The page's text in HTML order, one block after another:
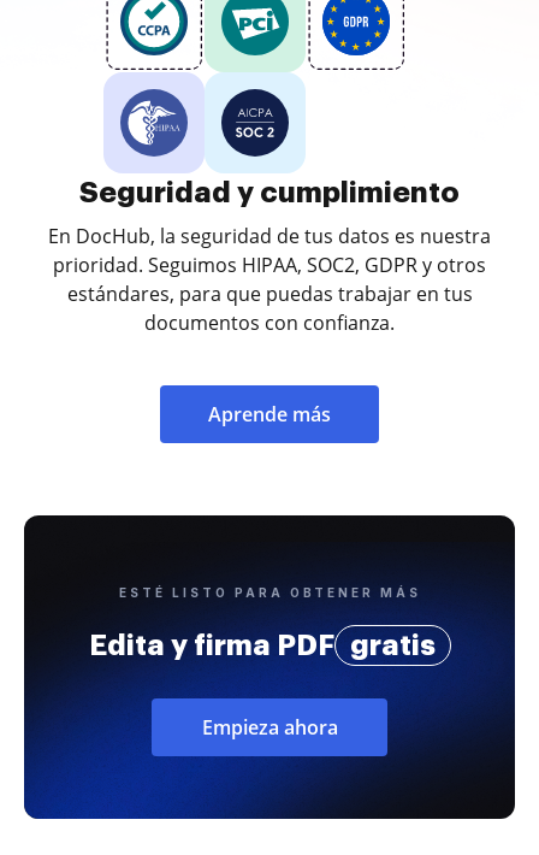
Seguridad y cumplimiento
En DocHub, la seguridad de tus datos es nuestra
prioridad. Seguimos HIPAA, SOC2, GDPR y otros
estándares, para que puedas trabajar en tus
documentos con confianza.
Aprende más
ESTÉ LISTO PARA OBTENER MÁS
Edita y firma PDF gratis
Empieza ahora